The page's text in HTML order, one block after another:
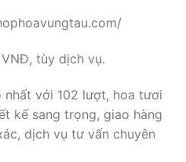
tùy dịch vụ.
nhất với 102 lượt, hoa tươi
kế sang trọng, giao hàng
dịch vụ tư vấn chuyên